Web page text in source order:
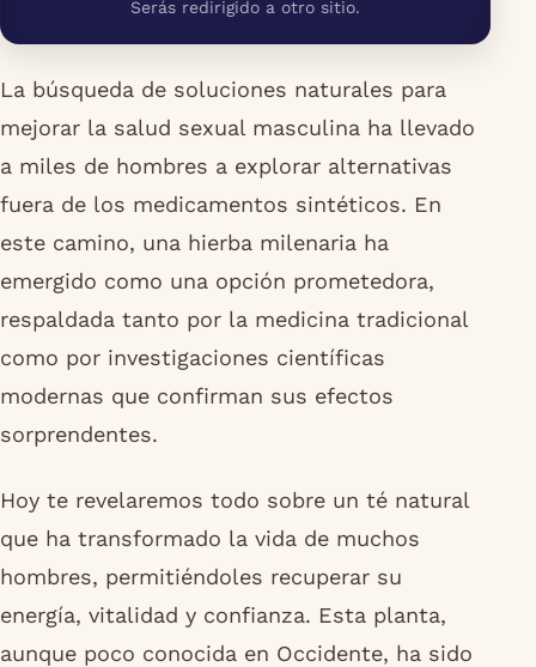
Serás redirigido a otro sitio.
La búsqueda de soluciones naturales para
mejorar la salud sexual masculina ha llevado
a miles de hombres a explorar alternativas
fuera de los medicamentos sintéticos. En
este camino, una hierba milenaria ha
emergido como una opción prometedora,
respaldada tanto por la medicina tradicional
como por investigaciones científicas
modernas que confirman sus efectos
sorprendentes.
Hoy te revelaremos todo sobre un té natural
que ha transformado la vida de muchos
hombres, permitiéndoles recuperar su
energía, vitalidad y confianza. Esta planta,
aunque poco conocida en Occidente, ha sido